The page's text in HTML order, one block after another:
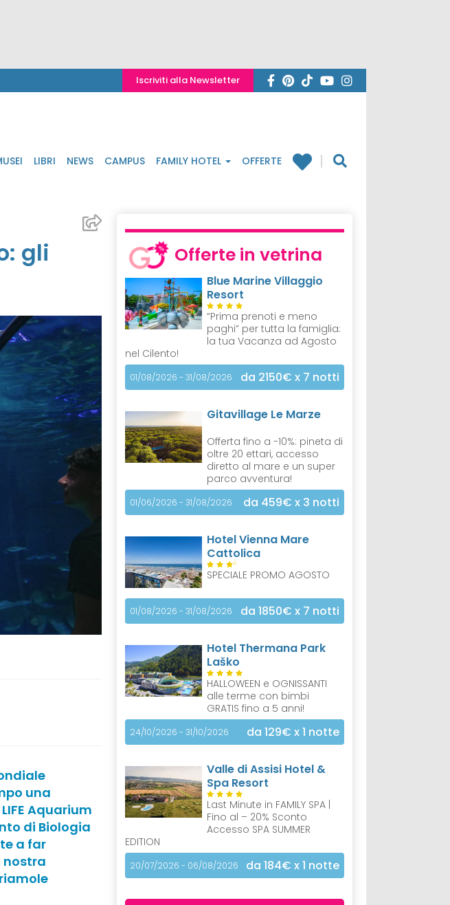
Iscriviti alla Newsletter
LIBRI NEWS CAMPUS FAMILY HOTEL OFFERTE
gli
una
Aquarium
di Biologia
a far
nostra
Offerte in vetrina
Blue Marine Villaggio
Resort
“Prima prenoti e meno
paghi” per tutta la famiglia:
la tua Vacanza ad Agosto
nel Cilento!
01/08/2026 - 31/08/2026 da 2150€ x 7 notti
Gitavillage Le Marze
Offerta fino a -10%: pineta di
oltre 20 ettari, accesso
diretto al mare e un super
parco avventura!
01/06/2026 - 31/08/2026 da 459€ x 3 notti
Hotel Vienna Mare
Cattolica
S
SPECIALE PROMO AGOSTO
01/08/2026 - 31/08/2026 da 1850€ x 7 notti
Hotel Thermana Park
Laško
HALLOWEEN e OGNISSANTI
alle terme con bimbi
GRATIS fino a 5 anni!
24/10/2026 - 31/10/2026 da 129€ x 1 notte
Valle di Assisi Hotel &
Spa Resort
Last Minute in FAMILY SPA |
Fino al – 20% Sconto
Accesso SPA SUMMER
EDITION
20/07/2026 - 06/08/2026 da 184€ x 1 notte